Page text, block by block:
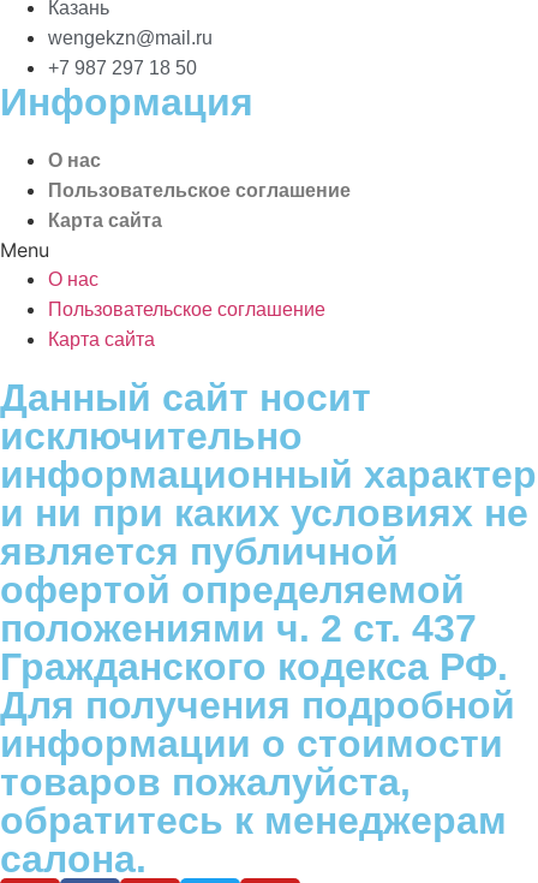
Казань
wengekzn@mail.ru
+7 987 297 18 50
Информация
О нас
Пользовательское соглашение
Карта сайта
Menu
О нас
Пользовательское соглашение
Карта сайта
Данный сайт носит
исключительно
информационный характер
и ни при каких условиях не
является публичной
офертой определяемой
положениями ч. 2 ст. 437
Гражданского кодекса РФ.
Для получения подробной
информации о стоимости
товаров пожалуйста,
обратитесь к менеджерам
салона.